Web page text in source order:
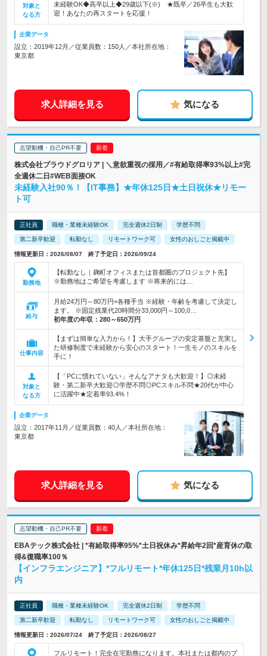
対象と
なる方
未経験OK◆高卒以上◆29歳以下(※) ★既卒／26卒生も大歓
迎！あなたの再スタートを応援！
企業データ
設立：2019年12月／従業員数：150人／本社所在地：
東京都
求人詳細を見る 気になる
志望動機・自己PR不要
株式会社プラウドグロリア | ＼意欲重視の採用／#有給取得率93%以上#完
全週休二日#WEB面接OK
未経験入社90％！【IT事務】★年休125日★土日祝休★リモー
ト可
正社員 職種・業種未経験OK 完全週休2日制 学歴不問
第二新卒歓迎 転勤なし リモートワーク可 女性のおしごと掲載中
情報更新日：2026/08/07 終了予定日：2026/09/24
勤務地
【転勤なし｜麹町オフィスまたは首都圏のプロジェクト先】
※勤務地はご希望を考慮します ※将来的には…
給与
月給24万円～80万円+各種手当 ※経験・年齢を考慮して決定し
ます。 ※固定残業代20時間分33,000円～100,0…
初年度の年収： 280～650万円
仕事内容
【まずは簡単な入力から！】大手グループの安定基盤と充実し
た研修制度で未経験から安心のスタート！一生モノのスキルを
手に！
対象と
なる方
【「PCに慣れていない」そんなアナタも大歓迎！】◎未経
験・第二新卒大歓迎◎学歴不問◎PCスキル不問★20代が中心
に活躍中★定着率93.4%！
企業データ
設立：2017年11月／従業員数：40人／本社所在地：
東京都
求人詳細を見る 気になる
志望動機・自己PR不要
EBAテック株式会社 | *有給取得率95%*土日祝休み*昇給年2回*産育休の取
得&復職率100％
【インフラエンジニア】*フルリモート*年休125日*残業月10h以
内
正社員 職種・業種未経験OK 完全週休2日制 学歴不問
第二新卒歓迎 転勤なし リモートワーク可 女性のおしごと掲載中
情報更新日：2026/07/24 終了予定日：2026/08/27
フルリモート！完全在宅勤務になります。本社または都内のプ